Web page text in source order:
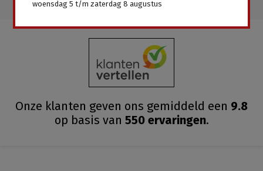
Onze klanten geven ons gemiddeld een 9.8
op basis van 550ervaringen.
woensdag 5 t/m zaterdag 8 augustus